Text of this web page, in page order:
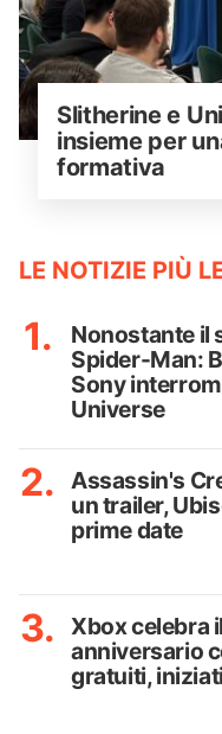
Slitherine e
insieme per
formativa
LE NOTIZIE PIÙ
Nonostante il
Spider-Man:
Sony
Universe
Assassin's
un trailer,
prime date
Xbox celebra
anniversario
gratuiti,